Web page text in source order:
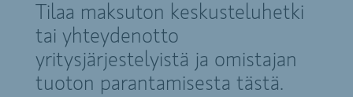
Tilaa maksuton keskusteluhetki
tai yhteydenotto
yritysjärjestelyistä ja omistajan
tuoton parantamisesta tästä.